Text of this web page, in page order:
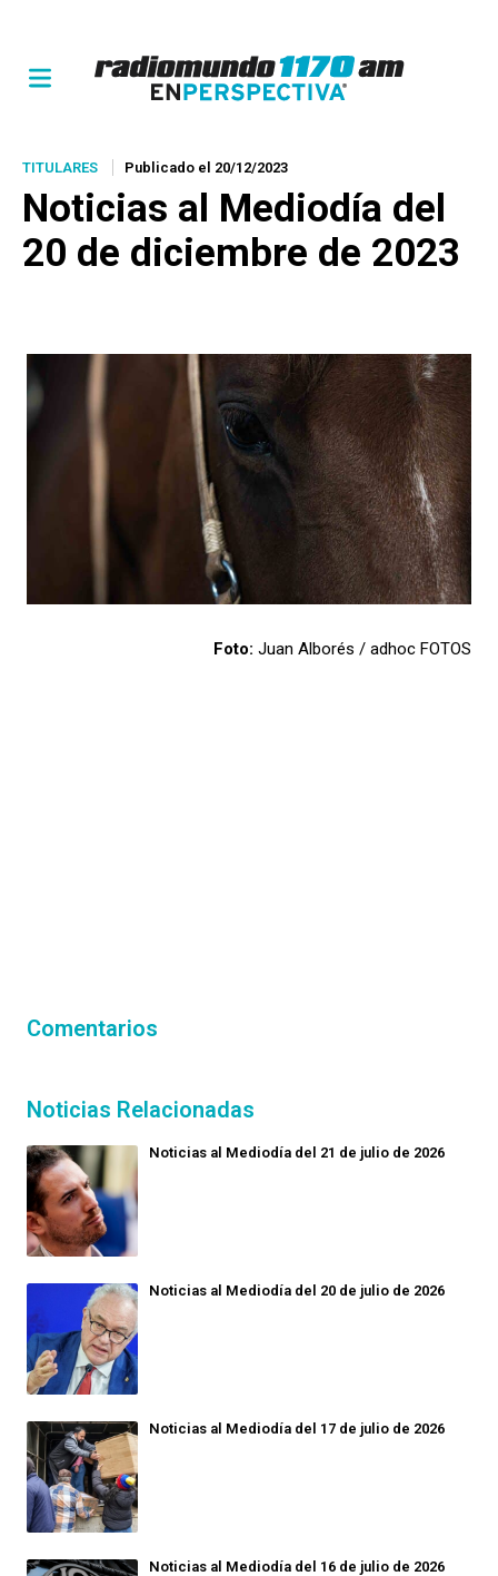
TITULARES Publicado el 20/12/2023
Noticias al Mediodía del
20 de diciembre de 2023
Foto: Juan Alborés / adhoc FOTOS
Comentarios
Noticias Relacionadas
Noticias al Mediodía del 21 de julio de 2026
Noticias al Mediodía del 20 de julio de 2026
Noticias al Mediodía del 17 de julio de 2026
Noticias al Mediodía del 16 de julio de 2026